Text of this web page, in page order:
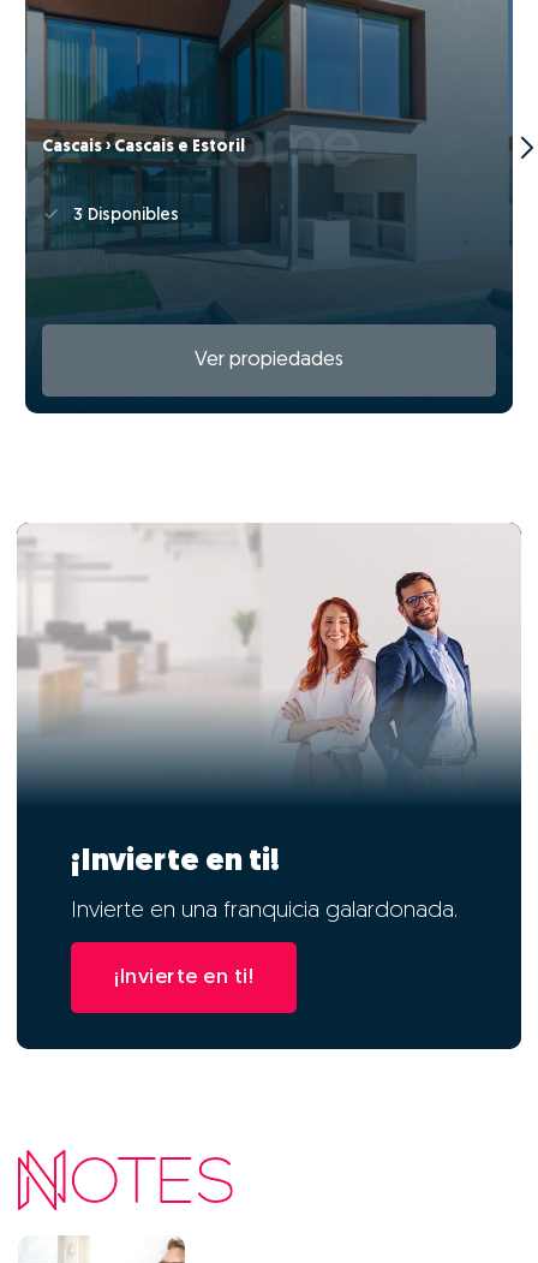
Cascais › Cascais e Estoril
3 Disponibles
Ver propiedades
¡Invierte en ti!
Invierte en una franquicia galardonada.
¡Invierte en ti!